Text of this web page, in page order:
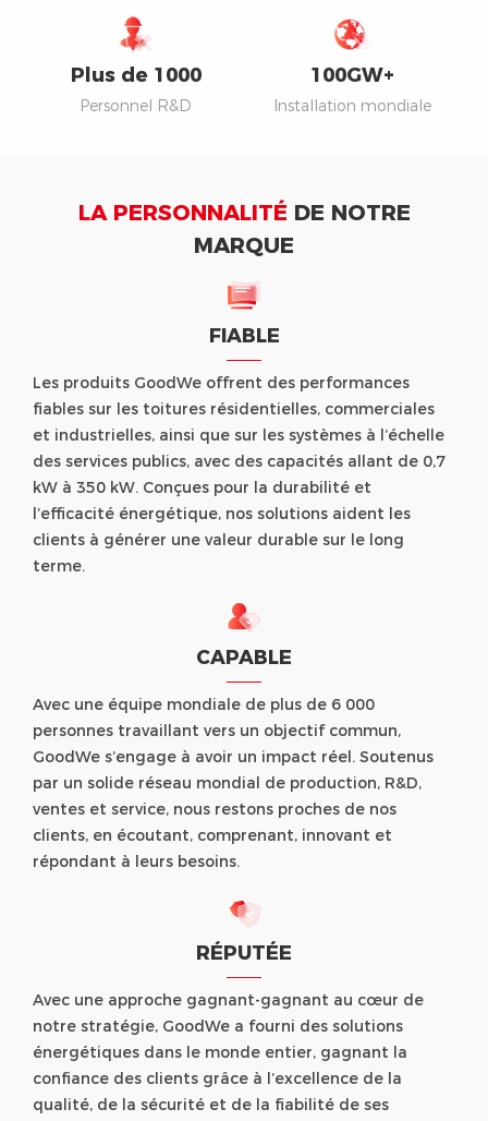
Plus de 1000
Personnel R&D
100GW+
Installation mondiale
LA PERSONNALITÉ DE NOTRE
MARQUE
FIABLE
Les produits GoodWe offrent des performances
fiables sur les toitures résidentielles, commerciales
et industrielles, ainsi que sur les systèmes à l’échelle
des services publics, avec des capacités allant de 0,7
kW à 350 kW. Conçues pour la durabilité et
l’efficacité énergétique, nos solutions aident les
clients à générer une valeur durable sur le long
terme.
CAPABLE
Avec une équipe mondiale de plus de 6 000
personnes travaillant vers un objectif commun,
GoodWe s’engage à avoir un impact réel. Soutenus
par un solide réseau mondial de production, R&D,
ventes et service, nous restons proches de nos
clients, en écoutant, comprenant, innovant et
répondant à leurs besoins.
RÉPUTÉE
Avec une approche gagnant-gagnant au cœur de
notre stratégie, GoodWe a fourni des solutions
énergétiques dans le monde entier, gagnant la
confiance des clients grâce à l’excellence de la
qualité, de la sécurité et de la fiabilité de ses